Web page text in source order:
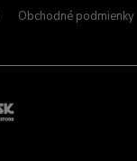
Obchodné podmienky